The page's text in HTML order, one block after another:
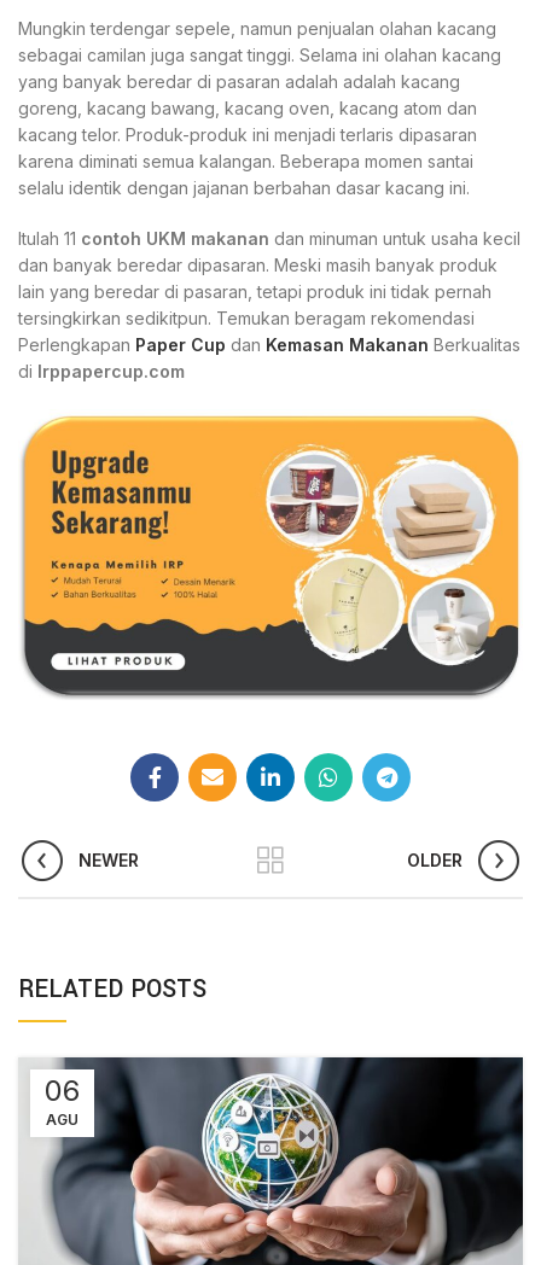
Mungkin terdengar sepele, namun penjualan olahan kacang
sebagai camilan juga sangat tinggi. Selama ini olahan kacang
yang banyak beredar di pasaran adalah adalah kacang
goreng, kacang bawang, kacang oven, kacang atom dan
kacang telor. Produk-produk ini menjadi terlaris dipasaran
karena diminati semua kalangan. Beberapa momen santai
selalu identik dengan jajanan berbahan dasar kacang ini.
Itulah 11 contoh UKM makanan dan minuman untuk usaha kecil
dan banyak beredar dipasaran. Meski masih banyak produk
lain yang beredar di pasaran, tetapi produk ini tidak pernah
tersingkirkan sedikitpun. Temukan beragam rekomendasi
Perlengkapan Paper Cup dan Kemasan Makanan Berkualitas
di Irppapercup.com
NEWER OLDER
RELATED POSTS
06
AGU